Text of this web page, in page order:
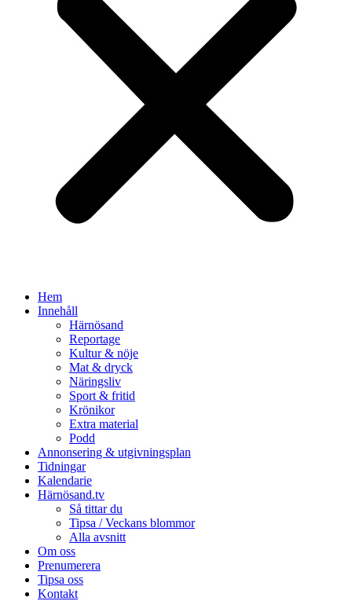
Hem
Innehåll
Härnösand
Reportage
Kultur & nöje
Mat & dryck
Näringsliv
Sport & fritid
Krönikor
Extra material
Podd
Annonsering & utgivningsplan
Tidningar
Kalendarie
Härnösand.tv
Så tittar du
Tipsa / Veckans blommor
Alla avsnitt
Om oss
Prenumerera
Tipsa oss
Kontakt